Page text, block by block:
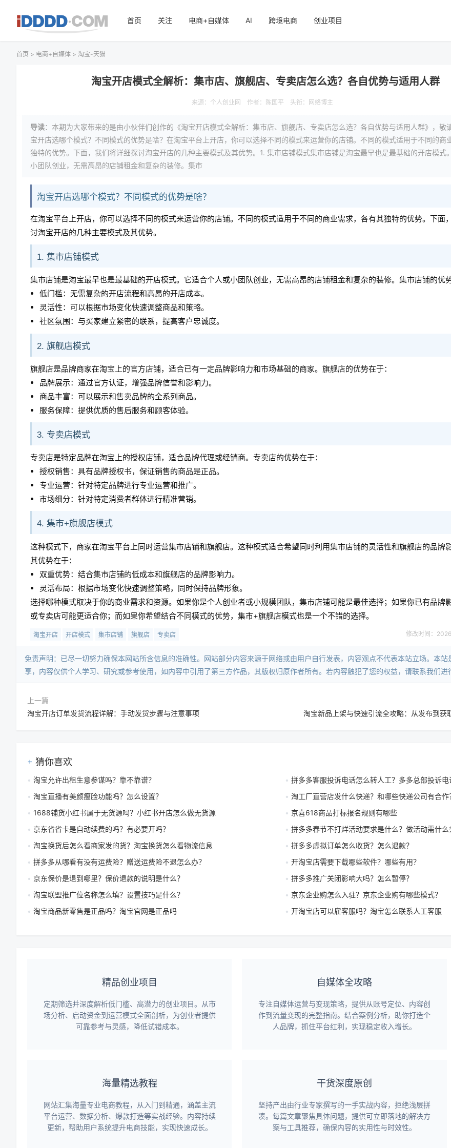
首页 关注 电商+自媒体 AI 跨境电商 创业项目
首页 > 电商+自媒体 > 淘宝-天猫
淘宝开店模式全解析：集市店、旗舰店、专卖店怎么选？各自优势与适用人群
来源： 个人创业网 作者：陈国平 头衔：网络博主
导读：本期为大家带来的是由小伙伴们创作的《淘宝开店模式全解析：集市店、旗舰店、专卖店怎么选？各自优势与适用人群》，敬
宝开店选哪个模式？不同模式的优势是啥？在淘宝平台上开店，你可以选择不同的模式来运营你的店铺。不同的模式适用于不同的商
独特的优势。下面，我们将详细探讨淘宝开店的几种主要模式及其优势。1. 集市店铺模式集市店铺是淘宝最早也是最基础的开店模式
小团队创业，无需高昂的店铺租金和复杂的装修。集市
淘宝开店选哪个模式？不同模式的优势是啥？
在淘宝平台上开店，你可以选择不同的模式来运营你的店铺。不同的模式适用于不同的商业需求，各有其独特的优势。下面
讨淘宝开店的几种主要模式及其优势。
1. 集市店铺模式
集市店铺是淘宝最早也是最基础的开店模式。它适合个人或小团队创业，无需高昂的店铺租金和复杂的装修。集市店铺的优势
低门槛：无需复杂的开店流程和高昂的开店成本。
灵活性：可以根据市场变化快速调整商品和策略。
社区氛围：与买家建立紧密的联系，提高客户忠诚度。
2. 旗舰店模式
旗舰店是品牌商家在淘宝上的官方店铺，适合已有一定品牌影响力和市场基础的商家。旗舰店的优势在于：
品牌展示：通过官方认证，增强品牌信誉和影响力。
商品丰富：可以展示和售卖品牌的全系列商品。
服务保障：提供优质的售后服务和顾客体验。
3. 专卖店模式
专卖店是特定品牌在淘宝上的授权店铺，适合品牌代理或经销商。专卖店的优势在于：
授权销售：具有品牌授权书，保证销售的商品是正品。
专业运营：针对特定品牌进行专业运营和推广。
市场细分：针对特定消费者群体进行精准营销。
4. 集市+旗舰店模式
这种模式下，商家在淘宝平台上同时运营集市店铺和旗舰店。这种模式适合希望同时利用集市店铺的灵活性和旗舰店的品牌
其优势在于：
双重优势：结合集市店铺的低成本和旗舰店的品牌影响力。
灵活布局：根据市场变化快速调整策略，同时保持品牌形象。
选择哪种模式取决于你的商业需求和资源。如果你是个人创业者或小规模团队，集市店铺可能是最佳选择；如果你已有品牌
或专卖店可能更适合你；而如果你希望结合不同模式的优势，集市+旗舰店模式也是一个不错的选择。
淘宝开店 开店模式 集市店铺 旗舰店 专卖店 修改时间：
免责声明：已尽一切努力确保本网站所含信息的准确性。网站部分内容来源于网络或由用户自行发表，内容观点不代表本站立场。本站
享，内容仅供个人学习、研究或参考使用，如内容中引用了第三方作品，其版权归原作者所有。若内容触犯了您的权益，请联系我们进
上一篇
淘宝开店订单发货流程详解：手动发货步骤与注意事项
淘宝新品上架与快速引流全攻略：从发布到获
猜你喜欢
淘宝允许出租生意参谋吗？靠不靠谱？
拼多多客服投诉电话怎么转人工？多多总部投诉电
淘宝直播有美颜瘦脸功能吗？怎么设置？
淘工厂直营店发什么快递？和哪些快递公司有合作
1688铺货小红书属于无货源吗？小红书开店怎么做无货源
京喜618商品打标报名规则有哪些
京东省省卡是自动续费的吗？有必要开吗？
拼多多春节不打烊活动要求是什么？做活动需什么
淘宝换货后怎么看商家发的货？淘宝换货怎么看物流信息
拼多多虚拟订单怎么收货？怎么退款？
拼多多从哪看有没有运费险？赠送运费险不退怎么办？
开淘宝店需要下载哪些软件？哪些有用？
京东保价是退到哪里？保价退款的说明是什么？
拼多多推广关闭影响大吗？怎么暂停？
淘宝联盟推广位名称怎么填？设置技巧是什么？
京东企业购怎么入驻？京东企业购有哪些模式？
淘宝商品新零售是正品吗？淘宝官网是正品吗
开淘宝店可以雇客服吗？淘宝怎么联系人工客服
精品创业项目
定期筛选并深度解析低门槛、高潜力的创业项目。从市
场分析、启动资金到运营模式全面剖析，为创业者提供
可靠参考与灵感，降低试错成本。
自媒体全攻略
专注自媒体运营与变现策略，提供从账号定位、内容创
作到流量变现的完整指南。结合案例分析，助你打造个
人品牌，抓住平台红利，实现稳定收入增长。
海量精选教程
网站汇集海量专业电商教程，从入门到精通，涵盖主流
平台运营、数据分析、爆款打造等实战经验。内容持续
更新，帮助用户系统提升电商技能，实现快速成长。
干货深度原创
坚持产出由行业专家撰写的一手实战内容，拒绝浅层拼
凑。每篇文章聚焦具体问题，提供可立即落地的解决方
案与工具推荐，确保内容的实用性与时效性。